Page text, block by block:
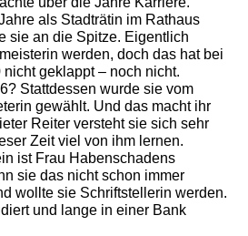
als Stadträtin im Rathaus
sie an die Spitze. Eigentlich
werden, doch das hat bei
geklappt – noch nicht.
Stattdessen wurde sie vom
gewählt. Und das macht ihr
Reiter versteht sie sich sehr
Zeit viel von ihm lernen.
ist Frau Habenschadens
sie das nicht schon immer
wollte sie Schriftstellerin werden.
und lange in einer Bank